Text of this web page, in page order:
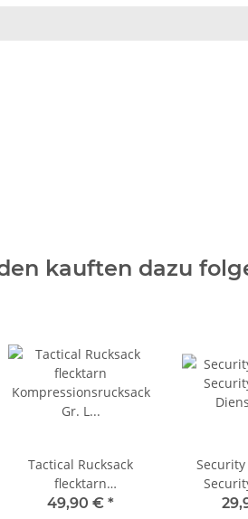
kauften dazu
Tactical Rucksack
flecktarn
Kompressionsrucksack
49,90 € *